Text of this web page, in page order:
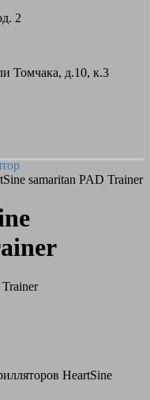
2
Томчака, д.10, к.3
samaritan PAD Trainer
HeartSine